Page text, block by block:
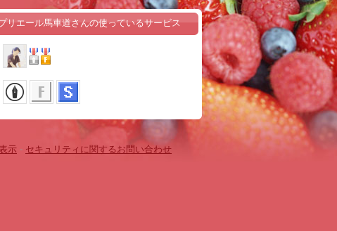
リエール馬車道さんの使っているサービス
示 - セキュリティに関するお問い合わせ